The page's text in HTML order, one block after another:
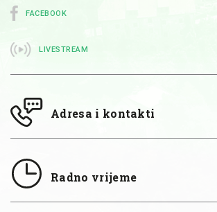
FACEBOOK
LIVESTREAM
Adresa i kontakti
Radno vrijeme